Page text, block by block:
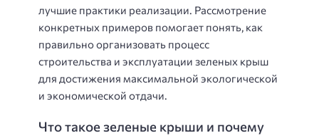
лучшие практики реализации. Рассмотрение
конкретных примеров помогает понять, как
правильно организовать процесс
строительства и эксплуатации зеленых крыш
для достижения максимальной экологической
и экономической отдачи.
Что такое зеленые крыши и почему